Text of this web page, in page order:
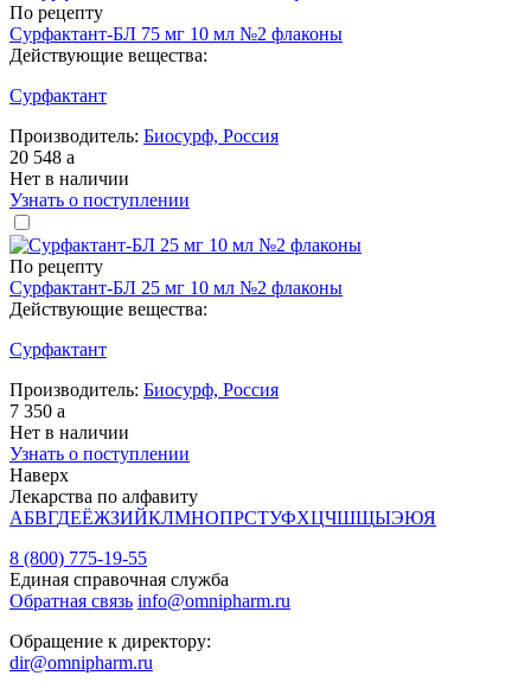
По рецепту
Сурфактант-БЛ 75 мг 10 мл №2 флаконы
Действующие вещества:
Сурфактант
Производитель: Биосурф, Россия
20 548 a
Нет в наличии
Узнать о поступлении
По рецепту
Сурфактант-БЛ 25 мг 10 мл №2 флаконы
Действующие вещества:
Сурфактант
Производитель: Биосурф, Россия
7 350 a
Нет в наличии
Узнать о поступлении
Наверх
Лекарства по алфавиту
АБВГДЕЁЖЗИЙКЛМНОПРСТУФХЦЧШЩЫЭЮЯ
8 (800) 775-19-55
Единая справочная служба
Обратная связь info@omnipharm.ru
Обращение к директору:
dir@omnipharm.ru